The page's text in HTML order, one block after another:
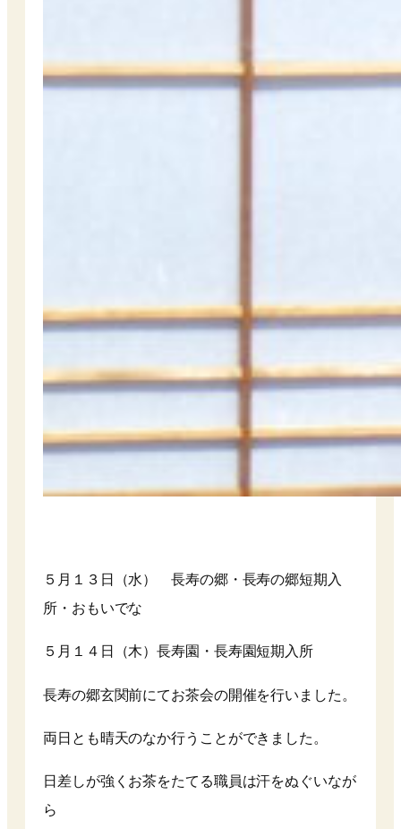
５月１３日（水） 長寿の郷・長寿の郷短期入
所・おもいでな
５月１４日（木）長寿園・長寿園短期入所
長寿の郷玄関前にてお茶会の開催を行いました。
両日とも晴天のなか行うことができました。
日差しが強くお茶をたてる職員は汗をぬぐいなが
ら